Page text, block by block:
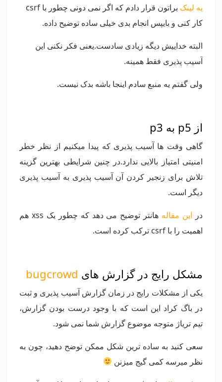
یه لینک
براتون قرار دادم که اگر نمی دونی چطور با csrf
کار کنی و بایپس انجام بدی خیلی ساده توضیح داده.
البته خداییش دیگه زیادی سادست.یعنی فکر نکنی این
آسیب پذیری فقط همینه.
ولی گفتم یه منبع سادم اینجا باشه بدک نیست.
از p5 به p3
گاهی وقت ها آسیب پذیری که پیدا میکنیم از نظر خطر
امنیتی امتیاز بالایی ندارد.در چنین شرایطی بهترین گزینه
تلاش برای زنجیر کردن آن آسیب پذیری به آسیب پذیری
دیگر است.
در این مقاله
هانتر توضیح می دهد که چطور یک xss هم
اهمیت را با csrf ترکب کرده است.
مشکل رایج در گزارش های bugcrowd
یکی از مشکلات رایج در زمان گزارش آسیب پذیری و ثبت
در باگ کراد این است که با وجود درست بودن گزارش،
تیم تریاژ متوجه موضوع گزارش شما نمی شود.
سعی کنید به ساده ترین شکل ممکن توضح دهید، چون به
نظر میرسه کمی گیج میزنن